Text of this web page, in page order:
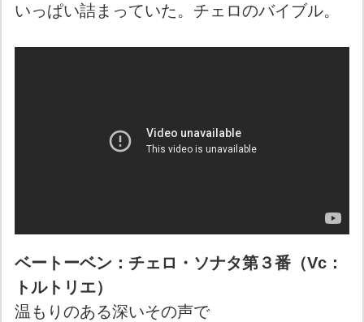
いっぱい詰まっていた。チェロのバイブル。
ベートーベン：チェロ・ソナタ第３番（Vc：
トルトリエ）
温もりのある深いその声で